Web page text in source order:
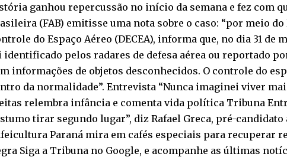
ganhou repercussão no início da semana e fez com
(FAB) emitisse uma nota sobre o caso: “por meio
do Espaço Aéreo (DECEA), informa que, no dia 31 de
identificado pelos radares de defesa aérea ou reportado
informações de objetos desconhecidos. O controle do
da normalidade”. Entrevista “Nunca imaginei viver
relembra infância e comenta vida política Tribuna
tirar segundo lugar”, diz Rafael Greca, pré-candidato
Paraná mira em cafés especiais para recuperar
Siga a Tribuna no Google, e acompanhe as últimas